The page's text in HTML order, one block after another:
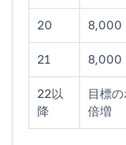
20 8,000
21 8,000
22以
降
目標
倍増